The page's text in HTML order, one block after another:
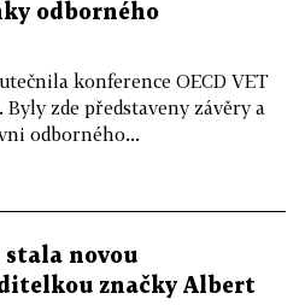
odborného
konference OECD VET
zde představeny závěry a
odborného...
stala novou
značky Albert